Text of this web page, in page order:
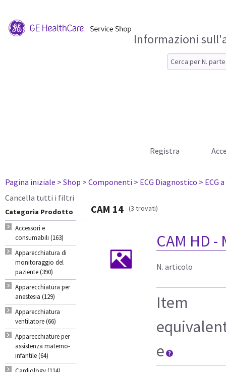
Informazioni
Registra
Pagina iniziale > Shop > Componenti > ECG Diagnostico > ECG
Cancella tutti i filtri
Categoria Prodotto
Accessori e
consumabili (163)
Apparecchiatura di
monitoraggio del
paziente (390)
Apparecchiatura per
anestesia (129)
Apparecchiatura
ventilatore (66)
Apparecchiature per
assistenza materno-
infantile (64)
CAM 14 (3 trovati)
CAM HD -
N. articolo
Item
e